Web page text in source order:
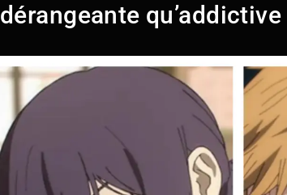
dérangeante qu’addictive